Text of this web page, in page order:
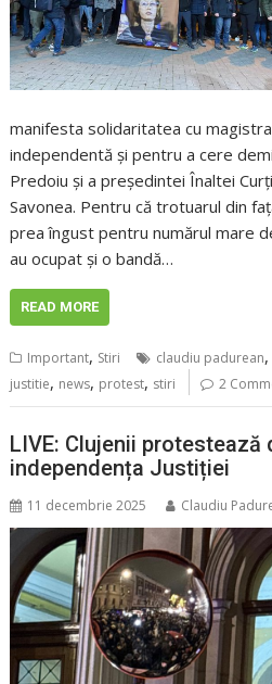
manifesta solidaritatea cu
independentă și pentru a cere
Predoiu și a președintei Înaltei
Savonea. Pentru că trotuarul din
prea îngust pentru numărul mare
au ocupat și o bandă…
READ MORE
Important, Stiri claudiu padurean,
justitie, news, protest, stiri 2
LIVE: Clujenii protestează
independența Justiției
11 decembrie 2025 Claudiu